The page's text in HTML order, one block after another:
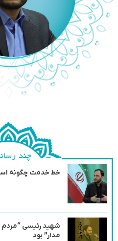
خط خدمت چگونه
شهید رئیسی “مردم
مدار” بود